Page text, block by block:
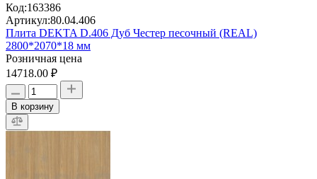
Код:163386
Артикул:80.04.406
Плита DEKTA D.406 Дуб Честер песочный (REAL)
2800*2070*18 мм
Розничная цена
14718.00 ₽
В корзину